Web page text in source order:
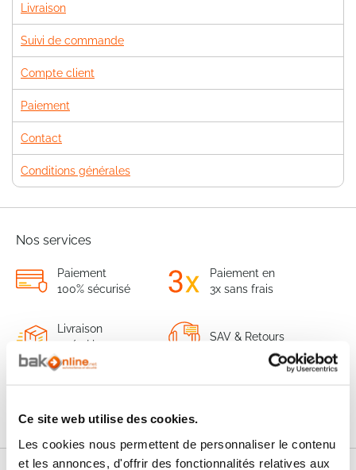
Ce site web utilise des cookies.
Les cookies nous permettent de personnaliser le contenu
et les annonces, d'offrir des fonctionnalités relatives aux
Livraison
Suivi de commande
Compte client
Paiement
Contact
Conditions générales
Nos services
Paiement
100% sécurisé
Paiement en
3x sans frais
Livraison
24/72H
SAV & Retours